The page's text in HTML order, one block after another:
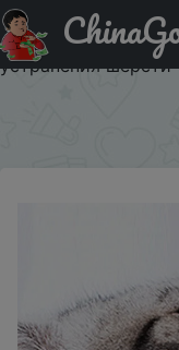
Придбати по
кошек, подходит
устранения шерсти